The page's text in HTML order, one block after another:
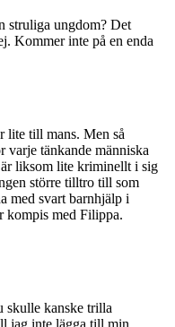
struliga ungdom? Det
Kommer inte på en enda
lite till mans. Men så
varje tänkande människa
liksom lite kriminellt i sig
större tilltro till som
med svart barnhjälp i
kompis med Filippa.
skulle kanske trilla
jag inte lägga till min